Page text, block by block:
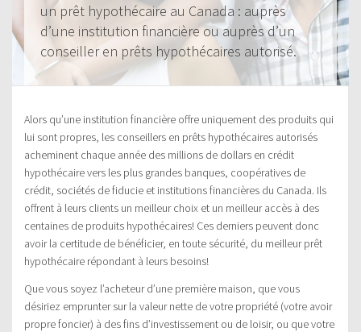
un prêt hypothécaire au Canada : auprès
d’une institution financière ou auprès d’un
conseiller en prêts hypothécaires autorisé.
Alors qu’une institution financière offre uniquement des produits qui
lui sont propres, les conseillers en prêts hypothécaires autorisés
acheminent chaque année des millions de dollars en crédit
hypothécaire vers les plus grandes banques, coopératives de
crédit, sociétés de fiducie et institutions financières du Canada. Ils
offrent à leurs clients un meilleur choix et un meilleur accès à des
centaines de produits hypothécaires! Ces derniers peuvent donc
avoir la certitude de bénéficier, en toute sécurité, du meilleur prêt
hypothécaire répondant à leurs besoins!
Que vous soyez l’acheteur d’une première maison, que vous
désiriez emprunter sur la valeur nette de votre propriété (votre avoir
propre foncier) à des fins d’investissement ou de loisir, ou que votre